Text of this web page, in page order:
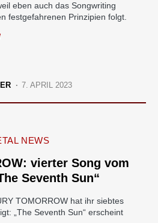
eben auch das Songwriting
festgefahrenen Prinzipien folgt.
7. APRIL 2023
NEWS
vierter Song vom
Seventh Sun“
TOMORROW hat ihr siebtes
„The Seventh Sun“ erscheint